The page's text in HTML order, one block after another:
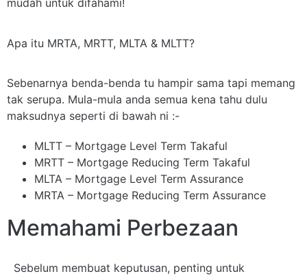
mudah untuk difahami!
Apa itu MRTA, MRTT, MLTA & MLTT?
Sebenarnya benda-benda tu hampir sama tapi memang
tak serupa. Mula-mula anda semua kena tahu dulu
maksudnya seperti di bawah ni :-
MLTT – Mortgage Level Term Takaful
MRTT – Mortgage Reducing Term Takaful
MLTA – Mortgage Level Term Assurance
MRTA – Mortgage Reducing Term Assurance
Memahami Perbezaan
Sebelum membuat keputusan, penting untuk